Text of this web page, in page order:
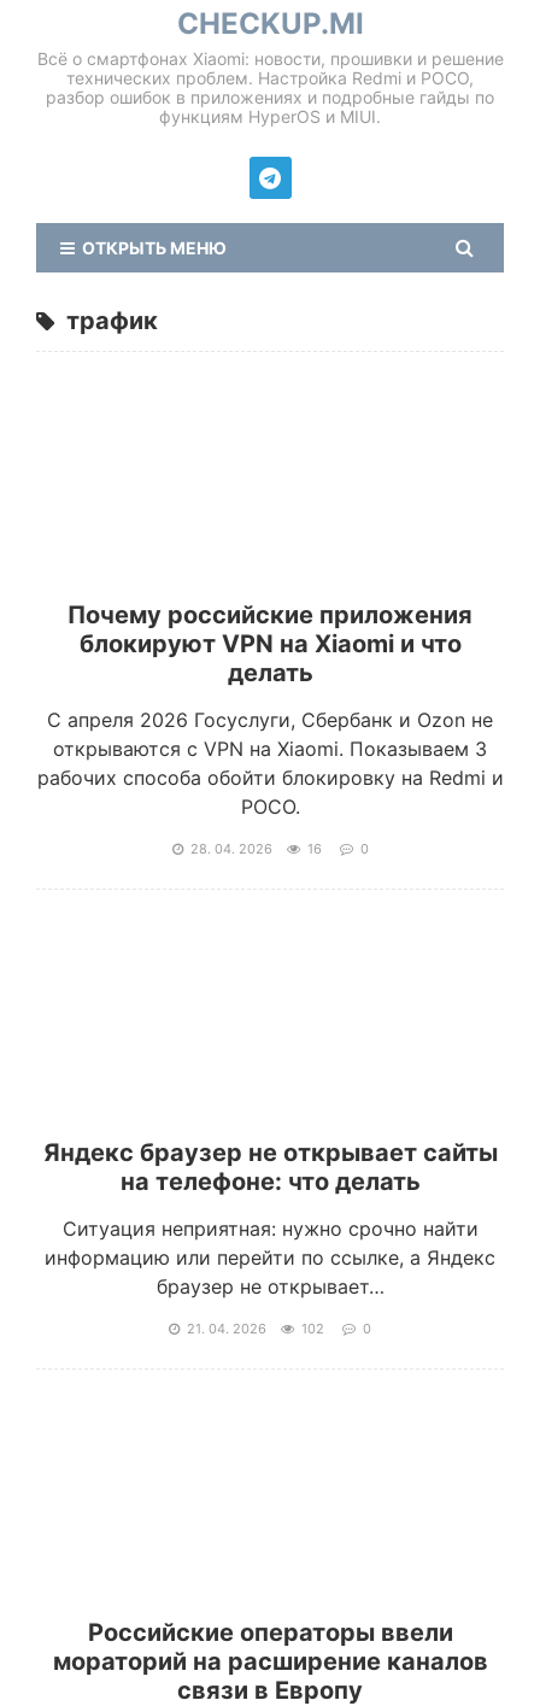
CHECKUP.MI
Всё о смартфонах Xiaomi: новости, прошивки и решение
технических проблем. Настройка Redmi и POCO,
разбор ошибок в приложениях и подробные гайды по
функциям HyperOS и MIUI.
ОТКРЫТЬ МЕНЮ
трафик
Почему российские приложения
блокируют VPN на Xiaomi и что
делать
С апреля 2026 Госуслуги, Сбербанк и Ozon не
открываются с VPN на Xiaomi. Показываем 3
рабочих способа обойти блокировку на Redmi и
POCO.
28. 04. 2026 16 0
Яндекс браузер не открывает сайты
на телефоне: что делать
Ситуация неприятная: нужно срочно найти
информацию или перейти по ссылке, а Яндекс
браузер не открывает…
21. 04. 2026 102 0
Российские операторы ввели
мораторий на расширение каналов
связи в Европу